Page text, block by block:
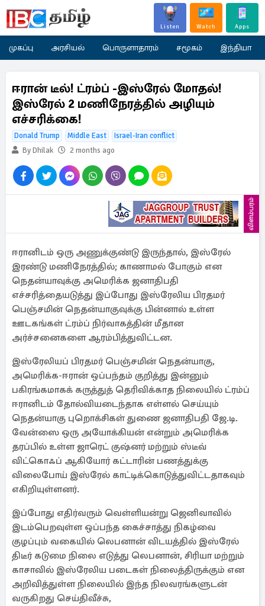
Listen Watch Apps
முகப்பு அரசியல் பொருளாதாரம் சமூகம் இந்தியா
ஈரான் டீல்! ட்ரம்ப் -இஸ்ரேல் மோதல்!
இஸ்ரேல் 2 மணிநேரத்தில் அழியும்
எச்சரிக்கை!
Donald Trump Middle East
Israel-Iran conflict
By Dhilak
2 months ago
விளம்பரம்
ஈரானிடம் ஒரு அணுக்குண்டு இருந்தால், இஸ்ரேல்
இரண்டு மணிநேரத்தில்; காணாமல் போகும் என
நெதன்யாவுக்கு அமெரிக்க ஜனாதிபதி
எச்சரித்தையடுத்து இப்போது இஸ்ரேலிய பிரதமர்
பெஞ்சமின் நெதன்யாகுவுக்கு பின்னால் உள்ள
ஊடகங்கள் ட்ரம்ப் நிர்வாகத்தின் மீதான
அர்ச்சனைகளை ஆரம்பித்துவிட்டன.
இஸ்ரேலியப் பிரதமர் பெஞ்சமின் நெதன்யாகு,
அமெரிக்க-ஈரான் ஒப்பந்தம் குறித்து இன்னும்
பகிரங்கமாகக் கருத்துத் தெரிவிக்காத நிலையில் ட்ரம்ப்
ஈரானிடம் தோல்வியடைந்தாக எள்ளல் செய்யும்
நெதன்யாகு புறொக்சிகள் துணை ஜனாதிபதி ஜே.டி.
வேன்ஸை ஒரு அயோக்கியன் என்றும் அமெரிக்க
தரப்பில் உள்ள ஜாரெட் குஷ்னர் மற்றும் ஸ்டீவ்
விட்கொஃப் ஆகியோர் கட்டாரின் பணத்துக்கு
விலைபோய் இஸ்ரேல் காட்டிக்கொடுத்துவிட்டதாகவும்
எகிறியுள்ளனர்.
இப்போது எதிர்வரும் வெள்ளியன்று ஜெனிவாவில்
இடம்பெறவுள்ள ஒப்பந்த கைச்சாத்து நிகழ்வை
குழப்பும் வகையில் லெபனான் விடயத்தில் இஸ்ரேல்
திடீர் கடுமை நிலை எடுத்து லெபனான், சிரியா மற்றும்
காசாவில் இஸ்ரேலிய படைகள் நிலைத்திருக்கும் என
அறிவித்துள்ள நிலையில் இந்த நிலவரங்களுடன்
வருகிறது செய்திவீச்சு,